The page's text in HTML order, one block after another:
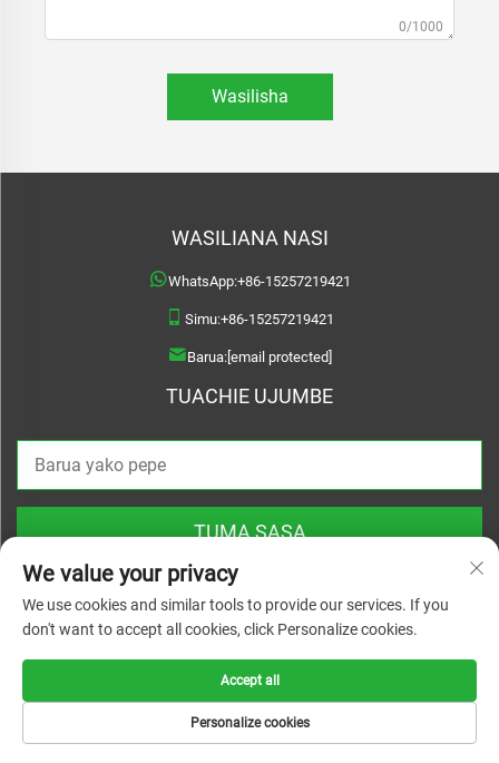
0/1000
Wasilisha
WASILIANA NASI
WhatsApp:+86-15257219421
Simu:+86-15257219421
Barua: [email protected]
TUACHIE UJUMBE
TUMA SASA
Copyright © 2026 Treslam. Hakimiliki zote zimehifadhiwa |
We value your privacy
We use cookies and similar tools to provide our services. If you
don't want to accept all cookies, click Personalize cookies.
Personalize cookies
Accept all